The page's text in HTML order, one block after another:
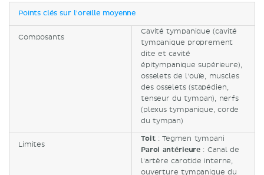
Points clés sur l'oreille moyenne
Composants
Cavité tympanique (cavité
tympanique proprement
dite et cavité
épitympanique supérieure),
osselets de l'ouïe, muscles
des osselets (stapédien,
tenseur du tympan), nerfs
(plexus tympanique, corde
du tympan)
Limites
Toit: Tegmen tympani
Paroi antérieure : Canal de
l'artère carotide interne,
ouverture tympanique du